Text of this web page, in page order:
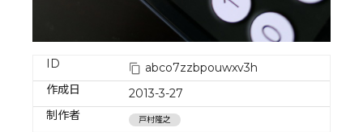
ID
abco7zzbpouwxv3h
作成日
2013-3-27
制作者
戸村隆之